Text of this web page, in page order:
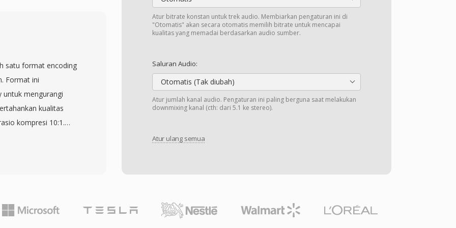
Atur bitrate konstan untuk trek audio. Membiarkan pengaturan ini di
"Otomatis" akan secara otomatis memilih bitrate untuk mencapai
kualitas yang memadai berdasarkan audio sumber.
Saluran Audio:
Otomatis (Tak diubah)
Atur jumlah kanal audio. Pengaturan ini paling berguna saat melakukan
downmixing kanal (cth: dari 5.1 ke stereo).
Atur ulang semua
bank.
mengubah parser.
alignment
mudah dibaca
baris I/O biner.
yang bertahan lama:
pengenalan HTK, tata
satu format encoding
Format ini
untuk mengurangi
kualitas
kompresi 10:1.
sama dengan
Kompresi yang
dan ukuran file yang